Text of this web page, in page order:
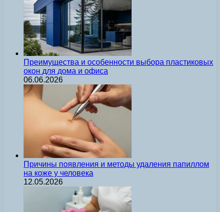
Преимущества и особенности выбора пластиковых
окон для дома и офиса
06.06.2026
Причины появления и методы удаления папиллом
на коже у человека
12.05.2026